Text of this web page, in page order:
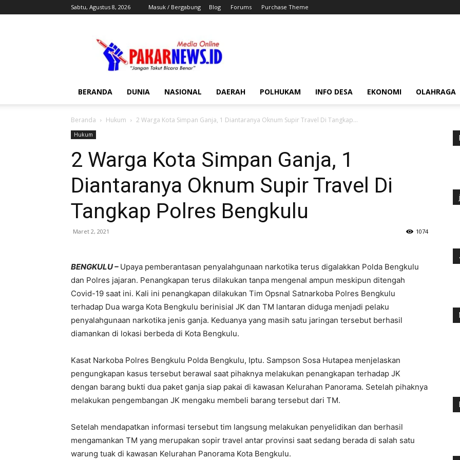
Sabtu, Agustus 8, 2026 Masuk / Bergabung Blog Forums Purchase Theme
BERANDA DUNIA NASIONAL DAERAH POLHUKAM INFO DESA EKONOMI OLAHRAGA
Beranda Hukum 2 Warga Kota Simpan Ganja, 1 Diantaranya Oknum Supir Travel Di Tangkap...
Hukum
2 Warga Kota Simpan Ganja, 1
Diantaranya Oknum Supir Travel Di
Tangkap Polres Bengkulu
Maret 2, 2021 1074
BENGKULU – Upaya pemberantasan penyalahgunaan narkotika terus digalakkan Polda Bengkulu
dan Polres jajaran. Penangkapan terus dilakukan tanpa mengenal ampun meskipun ditengah
Covid-19 saat ini. Kali ini penangkapan dilakukan Tim Opsnal Satnarkoba Polres Bengkulu
terhadap Dua warga Kota Bengkulu berinisial JK dan TM lantaran diduga menjadi pelaku
penyalahgunaan narkotika jenis ganja. Keduanya yang masih satu jaringan tersebut berhasil
diamankan di lokasi berbeda di Kota Bengkulu.
Kasat Narkoba Polres Bengkulu Polda Bengkulu, Iptu. Sampson Sosa Hutapea menjelaskan
pengungkapan kasus tersebut berawal saat pihaknya melakukan penangkapan terhadap JK
dengan barang bukti dua paket ganja siap pakai di kawasan Kelurahan Panorama. Setelah pihaknya
melakukan pengembangan JK mengaku membeli barang tersebut dari TM.
Setelah mendapatkan informasi tersebut tim langsung melakukan penyelidikan dan berhasil
mengamankan TM yang merupakan sopir travel antar provinsi saat sedang berada di salah satu
warung tuak di kawasan Kelurahan Panorama Kota Bengkulu.